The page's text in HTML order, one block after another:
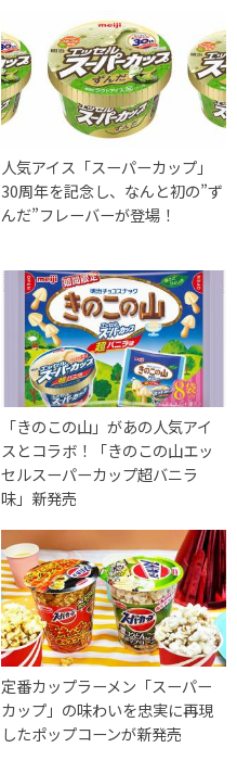
人気アイス「スーパーカップ」
30周年を記念し、なんと初の”ず
んだ”フレーバーが登場！
「きのこの山」があの人気アイ
スとコラボ！「きのこの山エッ
セルスーパーカップ超バニラ
味」新発売
定番カップラーメン「スーパー
カップ」の味わいを忠実に再現
したポップコーンが新発売